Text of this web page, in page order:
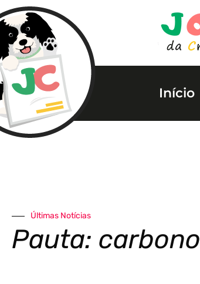
Início
Últimas Notícias
Pauta: carbono